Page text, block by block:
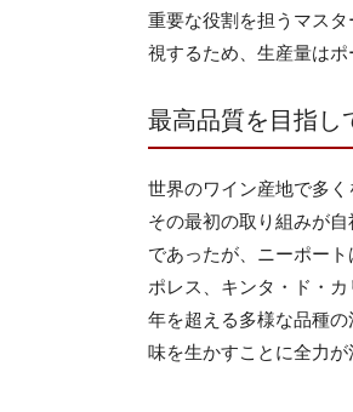
重要な役割を担うマス
視するため、生産量はポ
最高品質を目指し
世界のワイン産地で多
その最初の取り組みが
であったが、ニーポー
ポレス、キンタ・ド・
年を超える多様な品種
味を生かすことに全力が